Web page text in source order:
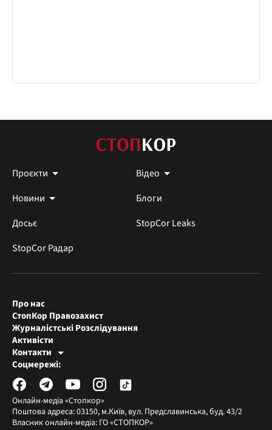
Проєкти
Відео
Новини
Блоги
Досьє
StopCor Leaks
StopCor Радар
Онлайн-медіа «Стопкор»
Поштова адреса: 03150, м.Київ, вул. Предславинська, буд. 43/2
Власник онлайн-медіа: ГО «СТОПКОР»
Про нас
СтопКор Правозахист
Журналістські Розслідування
Активісти
Контакти
Редакція СтопКора
Журналісти-розслідувачі
Соцмережі: